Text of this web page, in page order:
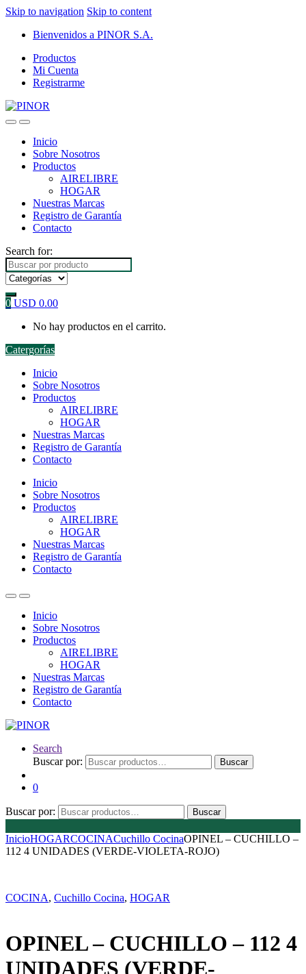
Skip to navigation Skip to content
Bienvenidos a PINOR S.A.
Productos
Mi Cuenta
Registrarme
Inicio
Sobre Nosotros
Productos
AIRELIBRE
HOGAR
Nuestras Marcas
Registro de Garantía
Contacto
Search for:
0 USD 0.00
No hay productos en el carrito.
Catergorías
Inicio
Sobre Nosotros
Productos
AIRELIBRE
HOGAR
Nuestras Marcas
Registro de Garantía
Contacto
Inicio
Sobre Nosotros
Productos
AIRELIBRE
HOGAR
Nuestras Marcas
Registro de Garantía
Contacto
Inicio
Sobre Nosotros
Productos
AIRELIBRE
HOGAR
Nuestras Marcas
Registro de Garantía
Contacto
Search
Buscar por:
Buscar
0
Buscar por: Buscar
InicioHOGARCOCINACuchillo CocinaOPINEL – CUCHILLO –
112 4 UNIDADES (VERDE-VIOLETA-ROJO)
COCINA, Cuchillo Cocina, HOGAR
OPINEL – CUCHILLO – 112 4
UNIDADES (VERDE-